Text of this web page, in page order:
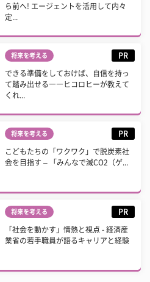
ら前へ! エージェントを活用して内々
定...
将来を考える PR
できる準備をしておけば、自信を持っ
て踏み出せる――ヒコロヒーが教えて
くれ...
将来を考える PR
こどもたちの「ワクワク」で脱炭素社
会を目指す – 「みんなで減CO2（ゲ...
将来を考える PR
「社会を動かす」情熱と視点 - 経済産
業省の若手職員が語るキャリアと経験